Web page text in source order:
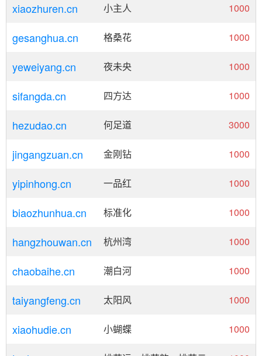
xiaozhuren.cn 小主人 1000
gesanghua.cn 格桑花 1000
yeweiyang.cn 夜未央 1000
sifangda.cn 四方达 1000
hezudao.cn 何足道 3000
jingangzuan.cn 金刚钻 1000
yipinhong.cn 一品红 1000
biaozhunhua.cn 标准化 1000
hangzhouwan.cn 杭州湾 1000
chaobaihe.cn 潮白河 1000
taiyangfeng.cn 太阳风 1000
xiaohudie.cn 小蝴蝶 1000